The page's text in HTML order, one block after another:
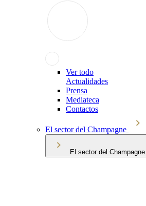
Ver todo
Actualidades
Prensa
Mediateca
Contactos
El sector del Champagne
El sector del Champagne